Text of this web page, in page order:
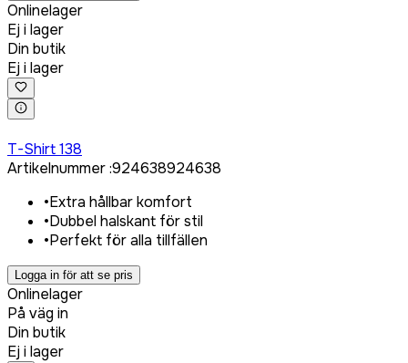
Onlinelager
Ej i lager
Din butik
Ej i lager
T-Shirt 138
Artikelnummer:924638924638
•Extra hållbar komfort
•Dubbel halskant för stil
•Perfekt för alla tillfällen
Logga in för att se pris
Onlinelager
På väg in
Din butik
Ej i lager